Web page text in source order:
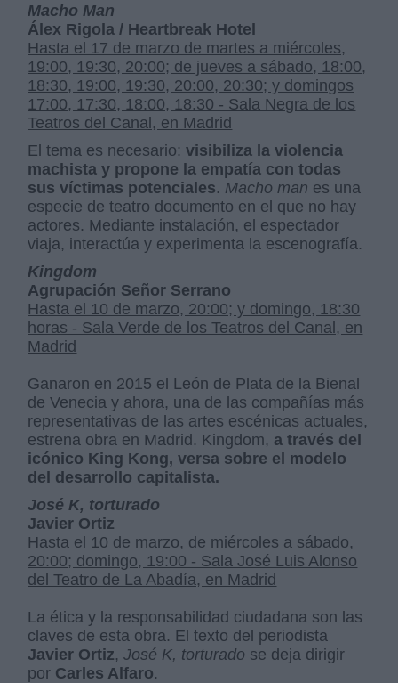
Macho Man
Álex Rigola / Heartbreak Hotel
Hasta el 17 de marzo de martes a miércoles,
19:00, 19:30, 20:00; de jueves a sábado, 18:00,
18:30, 19:00, 19:30, 20:00, 20:30; y domingos
17:00, 17:30, 18:00, 18:30 - Sala Negra de los
Teatros del Canal, en Madrid
El tema es necesario: visibiliza la violencia
machista y propone la empatía con todas
sus víctimas potenciales. Macho man es una
especie de teatro documento en el que no hay
actores. Mediante instalación, el espectador
viaja, interactúa y experimenta la escenografía.
Kingdom
Agrupación Señor Serrano
Hasta el 10 de marzo, 20:00; y domingo, 18:30
horas - Sala Verde de los Teatros del Canal, en
Madrid
Ganaron en 2015 el León de Plata de la Bienal
de Venecia y ahora, una de las compañías más
representativas de las artes escénicas actuales,
estrena obra en Madrid. Kingdom, a través del
icónico King Kong, versa sobre el modelo
del desarrollo capitalista.
José K, torturado
Javier Ortiz
Hasta el 10 de marzo, de miércoles a sábado,
20:00; domingo, 19:00 - Sala José Luis Alonso
del Teatro de La Abadía, en Madrid
La ética y la responsabilidad ciudadana son las
claves de esta obra. El texto del periodista
Javier Ortiz,José K, torturado se deja dirigir
por Carles Alfaro.